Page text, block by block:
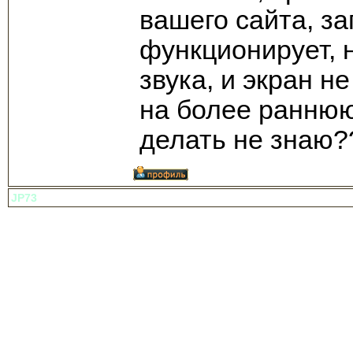
вашего сайта,
функционирует,
звука, и экран
на более
делать не
JP73